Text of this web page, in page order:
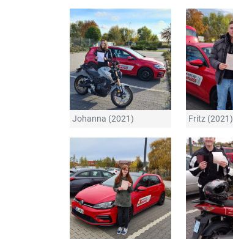
Johanna (2021) Fritz (2021)